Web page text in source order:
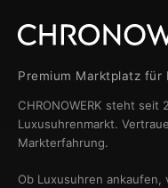
Premium Marktplatz für
CHRONOWERK steht
Luxusuhrenmarkt.
Markterfahrung.
Ob Luxusuhren ankaufen,